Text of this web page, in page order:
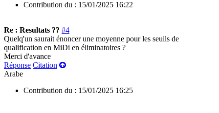
Contribution du : 15/01/2025 16:22
Re : Resultats ?? #4
Quelq'un saurait énoncer une moyenne pour les seuils de
qualification en MiDi en éliminatoires ?
Merci d'avance
Réponse Citation
Arabe
Contribution du : 15/01/2025 16:25